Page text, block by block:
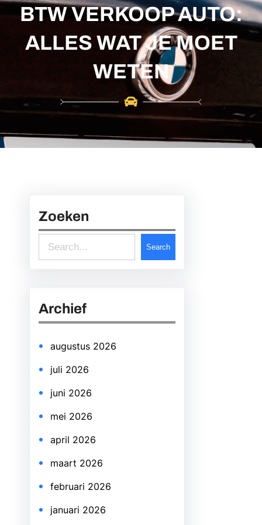
c
h
BTW VERKOOP AUTO:
ALLES WAT JE MOET
WETEN
Zoeken
e
c
Search
Archief
augustus 2026
juli 2026
juni 2026
mei 2026
april 2026
maart 2026
februari 2026
januari 2026